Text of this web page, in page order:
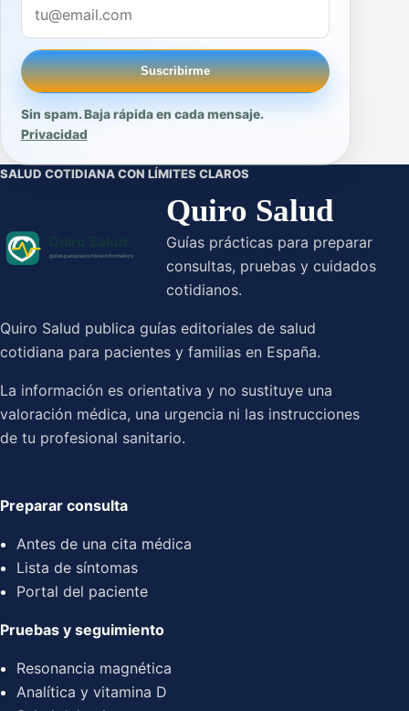
Suscribirme
Sin spam. Baja rápida en cada mensaje.
Privacidad
SALUD COTIDIANA CON LÍMITES CLAROS
Quiro Salud
Guías prácticas para preparar
consultas, pruebas y cuidados
cotidianos.
Quiro Salud publica guías editoriales de salud
cotidiana para pacientes y familias en España.
La información es orientativa y no sustituye una
valoración médica, una urgencia ni las instrucciones
de tu profesional sanitario.
Preparar consulta
Antes de una cita médica
Lista de síntomas
Portal del paciente
Pruebas y seguimiento
Resonancia magnética
Analítica y vitamina D